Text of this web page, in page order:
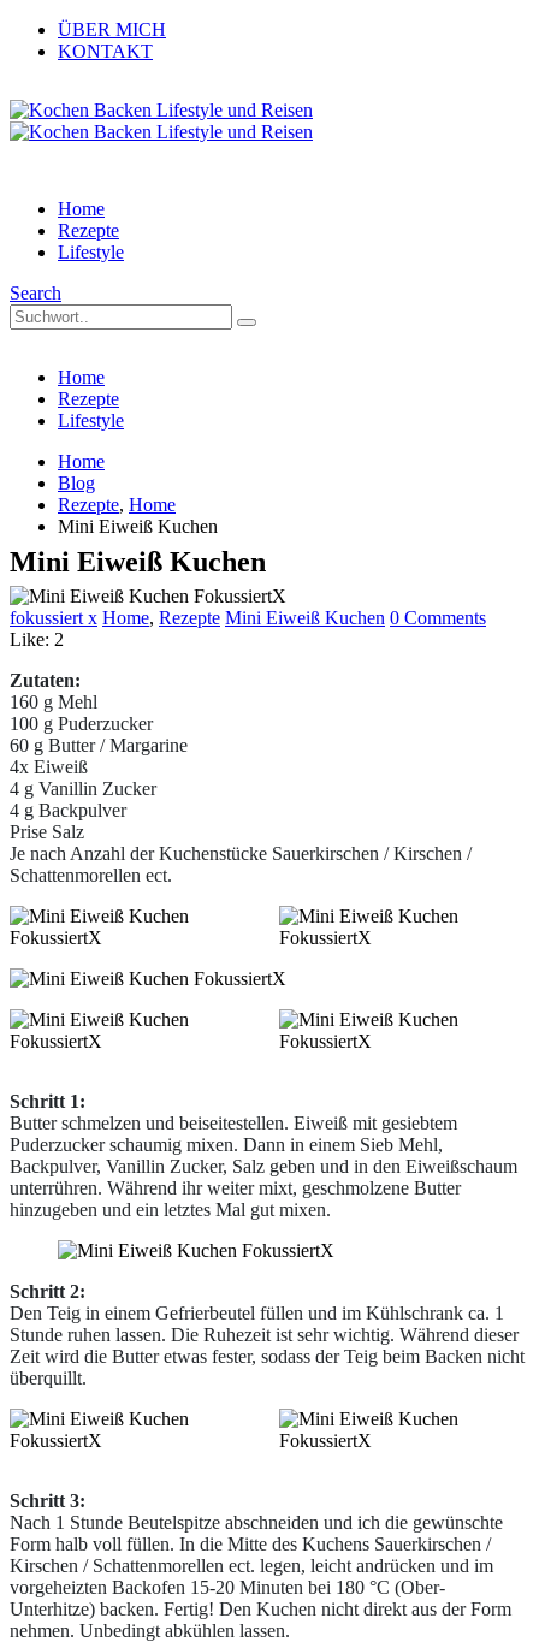
ÜBER MICH
KONTAKT
Home
Rezepte
Lifestyle
Search
Home
Rezepte
Lifestyle
Home
Blog
Rezepte, Home
Mini Eiweiß Kuchen
Mini Eiweiß Kuchen
fokussiert x Home, Rezepte Mini Eiweiß Kuchen 0 Comments
Like: 2
Zutaten:
160 g Mehl
100 g Puderzucker
60 g Butter / Margarine
4x Eiweiß
4 g Vanillin Zucker
4 g Backpulver
Prise Salz
Je nach Anzahl der Kuchenstücke Sauerkirschen / Kirschen /
Schattenmorellen ect.
Schritt 1:
Butter schmelzen und beiseitestellen. Eiweiß mit gesiebtem
Puderzucker schaumig mixen. Dann in einem Sieb Mehl,
Backpulver, Vanillin Zucker, Salz geben und in den Eiweißschaum
unterrühren. Während ihr weiter mixt, geschmolzene Butter
hinzugeben und ein letztes Mal gut mixen.
Schritt 2:
Den Teig in einem Gefrierbeutel füllen und im Kühlschrank ca. 1
Stunde ruhen lassen. Die Ruhezeit ist sehr wichtig. Während dieser
Zeit wird die Butter etwas fester, sodass der Teig beim Backen nicht
überquillt.
Schritt 3:
Nach 1 Stunde Beutelspitze abschneiden und ich die gewünschte
Form halb voll füllen. In die Mitte des Kuchens Sauerkirschen /
Kirschen / Schattenmorellen ect. legen, leicht andrücken und im
vorgeheizten Backofen 15-20 Minuten bei 180 °C (Ober-
Unterhitze) backen. Fertig! Den Kuchen nicht direkt aus der Form
nehmen. Unbedingt abkühlen lassen.